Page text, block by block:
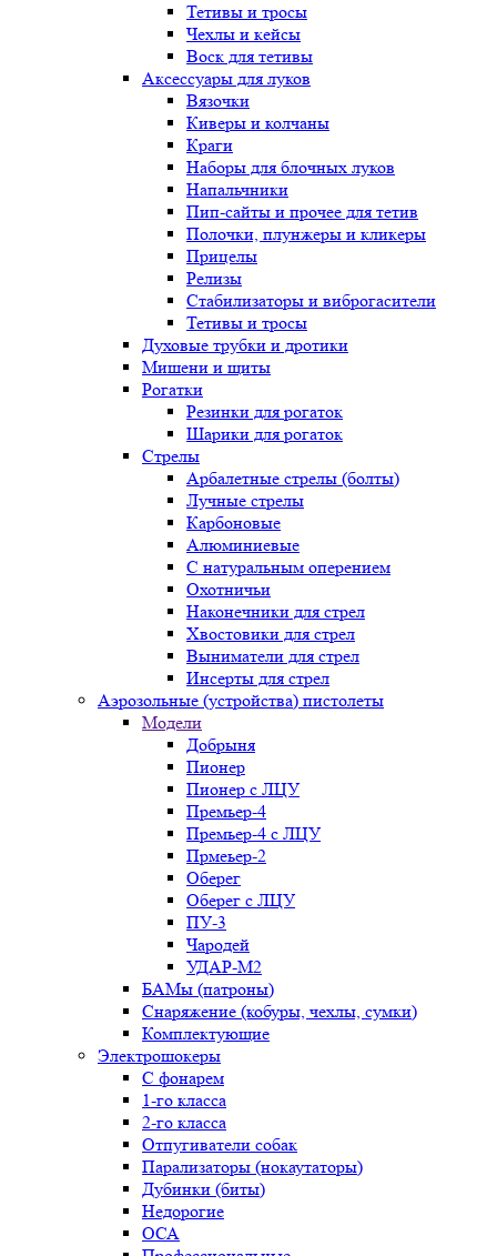
Тетивы и тросы
Чехлы и кейсы
Воск для тетивы
Аксессуары для луков
Вязочки
Киверы и колчаны
Краги
Наборы для блочных луков
Напальчники
Пип-сайты и прочее для тетив
Полочки, плунжеры и кликеры
Прицелы
Релизы
Стабилизаторы и виброгасители
Тетивы и тросы
Духовые трубки и дротики
Мишени и щиты
Рогатки
Резинки для рогаток
Шарики для рогаток
Стрелы
Арбалетные стрелы (болты)
Лучные стрелы
Карбоновые
Алюминиевые
С натуральным оперением
Охотничьи
Наконечники для стрел
Хвостовики для стрел
Выниматели для стрел
Инсерты для стрел
Аэрозольные (устройства) пистолеты
Модели
Добрыня
Пионер
Пионер с ЛЦУ
Премьер-4
Премьер-4 с ЛЦУ
Прмеьер-2
Оберег
Оберег с ЛЦУ
ПУ-3
Чародей
УДАР-М2
БАМы (патроны)
Снаряжение (кобуры, чехлы, сумки)
Комплектующие
Электрошокеры
С фонарем
1-го класса
2-го класса
Отпугиватели собак
Парализаторы (нокаутаторы)
Дубинки (биты)
Недорогие
ОСА